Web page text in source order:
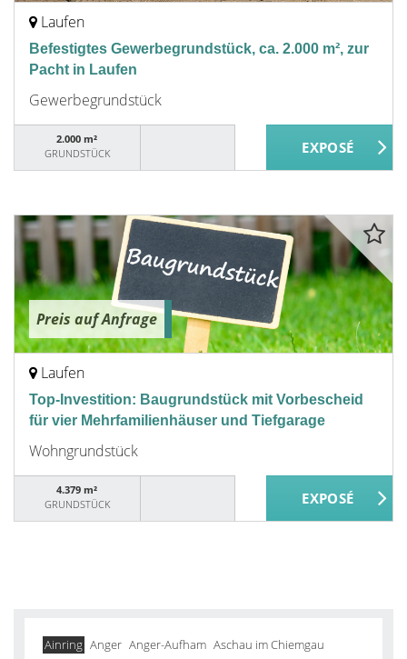
Laufen
Befestigtes Gewerbegrundstück, ca. 2.000 m², zur
Pacht in Laufen
Gewerbegrundstück
2.000 m²
GRUNDSTÜCK
Preis auf Anfrage
Laufen
Top-Investition: Baugrundstück mit Vorbescheid
für vier Mehrfamilienhäuser und Tiefgarage
Wohngrundstück
4.379 m²
GRUNDSTÜCK
Ainring Anger Anger-Aufham Aschau im Chiemgau